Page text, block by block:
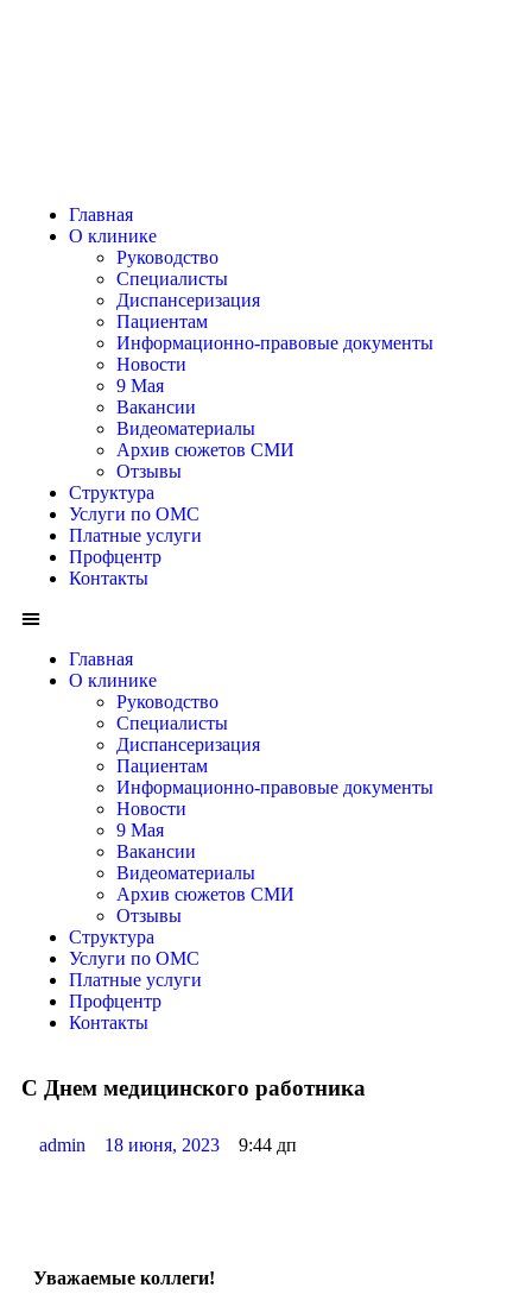
Главная
О клинике
Руководство
Специалисты
Диспансеризация
Пациентам
Информационно-правовые документы
Новости
9 Мая
Вакансии
Видеоматериалы
Архив сюжетов СМИ
Отзывы
Структура
Услуги по ОМС
Платные услуги
Профцентр
Контакты
Главная
О клинике
Руководство
Специалисты
Диспансеризация
Пациентам
Информационно-правовые документы
Новости
9 Мая
Вакансии
Видеоматериалы
Архив сюжетов СМИ
Отзывы
Структура
Услуги по ОМС
Платные услуги
Профцентр
Контакты
С Днем медицинского работника
admin 18 июня, 2023 9:44 дп
Уважаемые коллеги!